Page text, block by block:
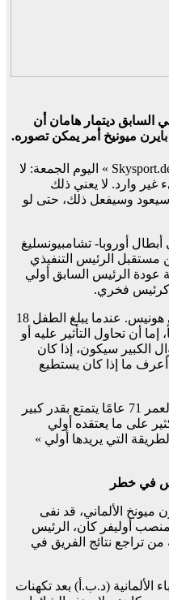
السابق ديتمار هامان أن
ميونيخ أمر يمكن تصوره.
كتب هامان في عموده في موقع « Skysport.de » اليوم الجمعة: لا
غير وارد. لا يعني ذلك
وسيفعل ذلك، حتى لو
أوروبا- تشامبيونسليغ
مستقبل الرئيس التنفيذي
عودة الرئيس السابق أولي
فخري.
ويقول هامان: « بايرن هو طفل أولي هونيس. عندما يبلغ الطفل 18
إما أن تحاول التأثير عليه أو
الكبير سيكون، إذا كان
ما إذا كان يستطيع
ومع ذلك، لا يزال هونيس البالغ من العمر 71 عامًا يتمتع بقدر كبير
على ما يعتقده أولي
التي يريدها أولي »
في خطر
ميونخ الألماني، قد نفى
أوليفر كان، الرئيس
تراجع نتائج الفريق في
الألمانية (د.ب.أ) بعد تكهنات